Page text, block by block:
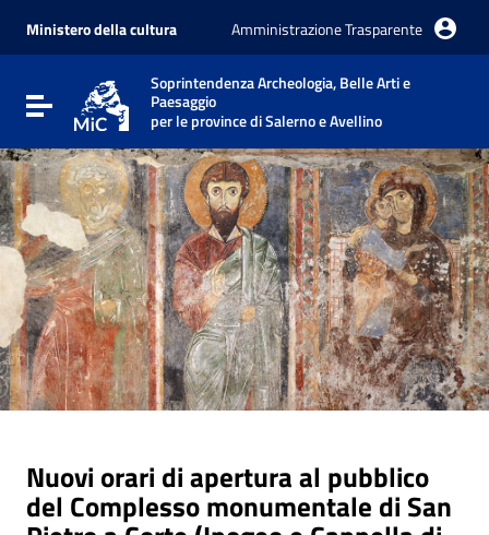
Vai al menu di navigazione
Vai al footer
Ministero della cultura Amministrazione Trasparente
Attiva / disattiva la navigazione
Soprintendenza Archeologia, Belle Arti e
Paesaggio
per le province di Salerno e Avellino
Nuovi orari di apertura al pubblico
del Complesso monumentale di San